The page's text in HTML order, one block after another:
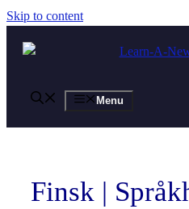
Skip to content
Menu
Finsk |